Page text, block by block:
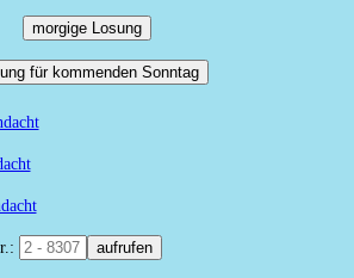
morgige Losung
für kommenden Sonntag
aufrufen